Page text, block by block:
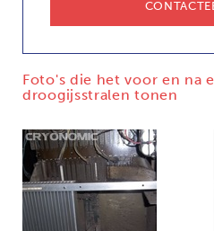
Foto's die het voor en na
droogijsstralen tonen